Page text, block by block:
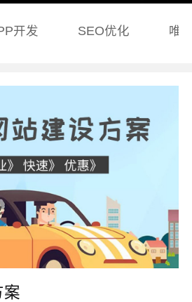
开发 SEO优化 唯
案